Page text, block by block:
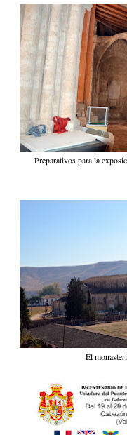
Preparativos para la
El